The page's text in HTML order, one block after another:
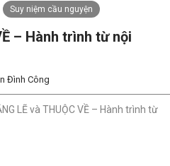
Suy niệm cầu nguyện
– Hành trình từ nội
Đình Công
LẼ và THUỘC VỀ – Hành trình từ